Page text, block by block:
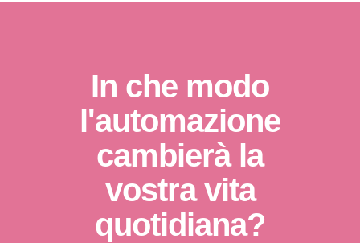
In che modo
l'automazione
cambierà la
vostra vita
quotidiana?